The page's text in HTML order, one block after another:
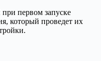
первом запуске
который проведет их